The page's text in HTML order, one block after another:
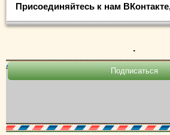
Присоединяйтесь к нам
.